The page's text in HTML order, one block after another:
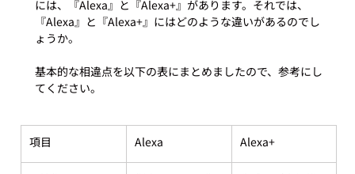
には、『Alexa』と『Alexa+』があります。それでは、
『Alexa』と『Alexa+』にはどのような違いがあるのでし
ょうか。
基本的な相違点を以下の表にまとめましたので、参考にし
項目 Alexa Alexa+